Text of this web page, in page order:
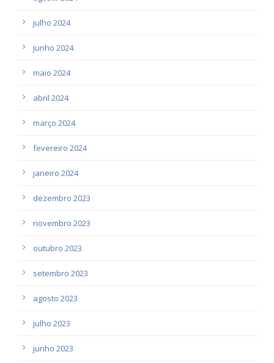
julho 2024
junho 2024
maio 2024
abril 2024
março 2024
fevereiro 2024
janeiro 2024
dezembro 2023
novembro 2023
outubro 2023
setembro 2023
agosto 2023
julho 2023
junho 2023